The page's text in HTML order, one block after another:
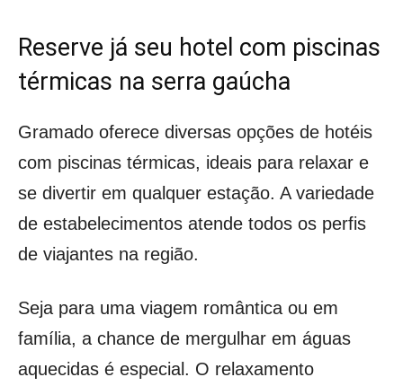
Reserve já seu hotel com piscinas
térmicas na serra gaúcha
Gramado oferece diversas opções de hotéis
com piscinas térmicas, ideais para relaxar e
se divertir em qualquer estação. A variedade
de estabelecimentos atende todos os perfis
de viajantes na região.
Seja para uma viagem romântica ou em
família, a chance de mergulhar em águas
aquecidas é especial. O relaxamento